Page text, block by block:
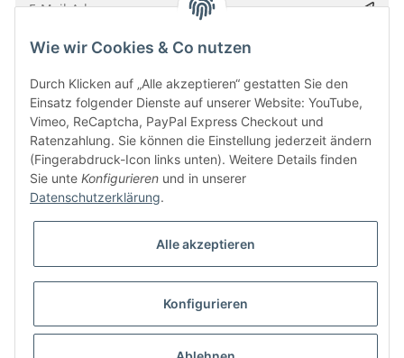
Bitte senden Sie mir entsprechend IhrerDatenschutzerklärung
* Alle Preise inkl. gesetzlicher USt., zzgl.
Besucherzähler: 5850613
UmsetzungVlarom E-Commerce Agentur| Powered byJTL-Shop|
CLEARIX JTL-Shop Template
Wie wir Cookies & Co nutzen
Durch Klicken auf „Alle akzeptieren“ gestatten Sie den
Einsatz folgender Dienste auf unserer Website: YouTube,
Vimeo, ReCaptcha, PayPal Express Checkout und
Ratenzahlung. Sie können die Einstellung jederzeit ändern
(Fingerabdruck-Icon links unten). Weitere Details finden
Sie unte Konfigurieren und in unserer
Datenschutzerklärung.
Alle akzeptieren
Konfigurieren